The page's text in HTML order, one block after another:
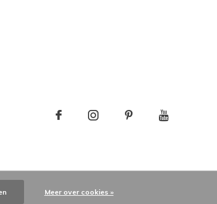
Meer over cookies »